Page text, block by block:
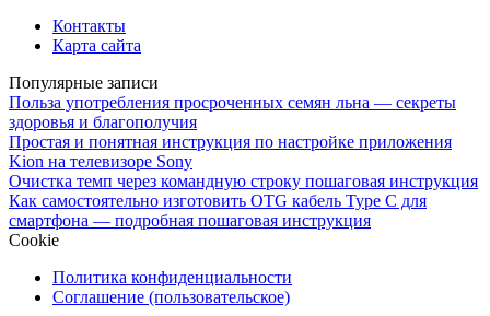
Контакты
Карта сайта
Популярные записи
Польза употребления просроченных семян льна — секреты
здоровья и благополучия
Простая и понятная инструкция по настройке приложения
Kion на телевизоре Sony
Очистка темп через командную строку пошаговая инструкция
Как самостоятельно изготовить OTG кабель Type C для
смартфона — подробная пошаговая инструкция
Cookie
Политика конфиденциальности
Соглашение (пользовательское)